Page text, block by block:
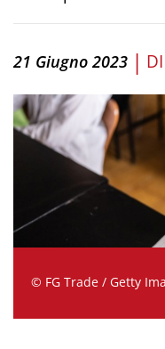
21 Giugno 2023 | DI
© FG Trade / Getty